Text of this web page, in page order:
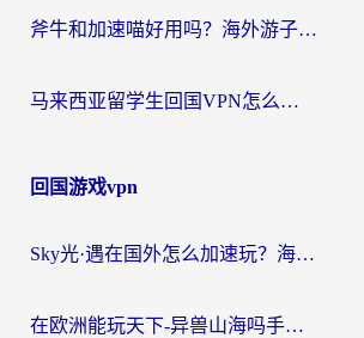
斧牛和加速喵好用吗？海外游子的真实选择困境
马来西亚留学生回国VPN怎么选？3个避坑点+1款实测好用的加速器推荐
回国游戏vpn
Sky光·遇在国外怎么加速玩？海外党亲测有效的国服游戏加速指南
在欧洲能玩天下-异兽山海吗手游？海外玩家的加速器生存指南